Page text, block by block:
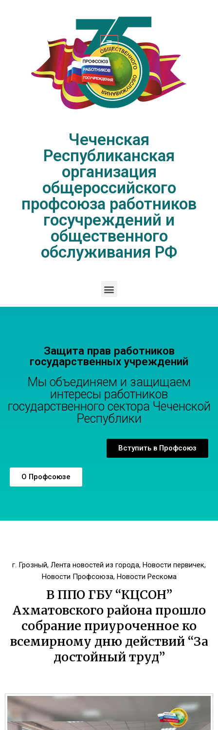
Чеченская Республиканская
организация общероссийского
профсоюза работников
госучреждений и общественного
обслуживания РФ
Чеченская
Республиканская
организация
общероссийского
профсоюза работников
госучреждений и
общественного
обслуживания РФ
Защита прав работников
государственных учреждений
Мы объединяем и защищаем
интересы работников
государственного сектора Чеченской
Республики
Вступить в Профсоюз
О Профсоюзе
г. Грозный, Лента новостей из города, Новости первичек,
Новости Профсоюза, Новости Рескома
В ППО ГБУ “КЦСОН”
Ахматовского района прошло
собрание приуроченное ко
всемирному дню действий “За
достойный труд”